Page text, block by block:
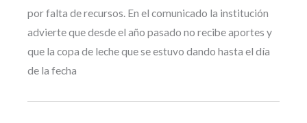
por falta de recursos. En el comunicado la institución
advierte que desde el año pasado no recibe aportes y
que la copa de leche que se estuvo dando hasta el día
de la fecha